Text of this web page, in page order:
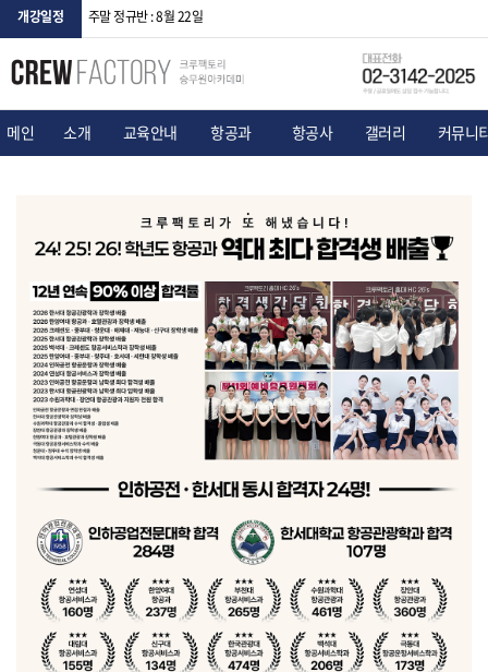
개강일정 고3 단기반 : 8월 12일
메인 소개 교육안내 항공과 항공사 갤러리 커뮤니